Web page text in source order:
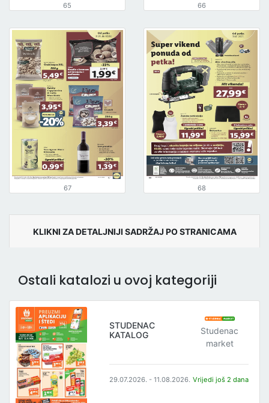
65 66
67 68
KLIKNI ZA DETALJNIJI SADRŽAJ PO STRANICAMA
Ostali katalozi u ovoj kategoriji
STUDENAC
KATALOG
Studenac
market
29.07.2026. - 11.08.2026. Vrijedi još 2 dana